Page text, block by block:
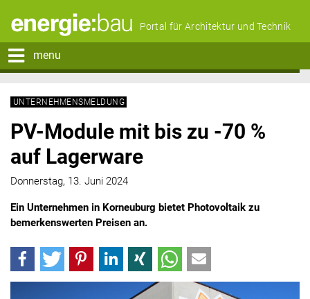
Portal für Architektur und Technik
menu
UNTERNEHMENSMELDUNG
PV-Module mit bis zu -70 %
auf Lagerware
Donnerstag, 13. Juni 2024
Ein Unternehmen in Korneuburg bietet Photovoltaik zu
bemerkenswerten Preisen an.